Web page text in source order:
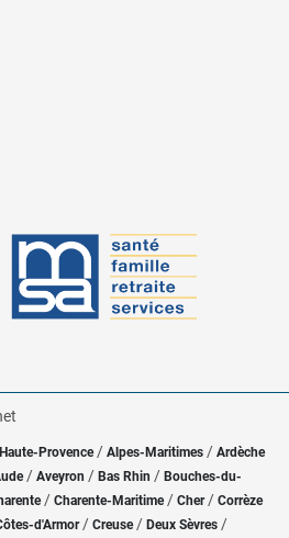
Provence / Alpes-Maritimes / Ardèche
/ Aveyron / Bas Rhin / Bouches-du-
/ Charente-Maritime/ Cher / Corrèze
d'Armor/ Creuse/ Deux Sèvres /